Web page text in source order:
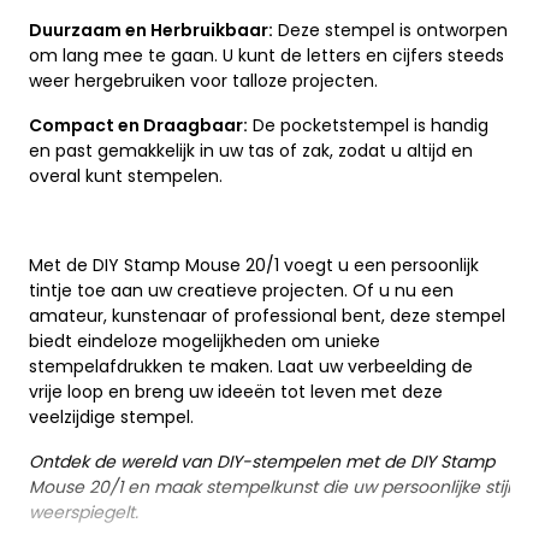
Duurzaam en Herbruikbaar: Deze stempel is ontworpen
om lang mee te gaan. U kunt de letters en cijfers steeds
weer hergebruiken voor talloze projecten.
Compact en Draagbaar: De pocketstempel is handig
en past gemakkelijk in uw tas of zak, zodat u altijd en
overal kunt stempelen.
Met de DIY Stamp Mouse 20/1 voegt u een persoonlijk
tintje toe aan uw creatieve projecten. Of u nu een
amateur, kunstenaar of professional bent, deze stempel
biedt eindeloze mogelijkheden om unieke
stempelafdrukken te maken. Laat uw verbeelding de
vrije loop en breng uw ideeën tot leven met deze
veelzijdige stempel.
Ontdek de wereld van DIY-stempelen met de DIY Stamp
Mouse 20/1 en maak stempelkunst die uw persoonlijke stijl
weerspiegelt.